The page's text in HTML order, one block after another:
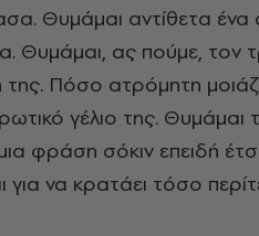
Θυμάμαι αντίθετα
Θυμάμαι, ας πούμε, τον
της. Πόσο ατρόμητη
γέλιο της.
φράση σόκιν επειδή
για να κρατάει τόσο